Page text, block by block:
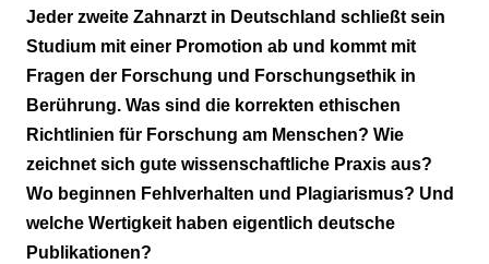
Ein Medizinskandal entfacht die Debatte
In der Folge entstehen ethischen Standards
Das Negativ Beispiel: die Vipeholm-Studie
Aus einer Vitaminstudie wird eine
Zuckerstudie
Welche Regeln gelten als „Gute
Wissenschaftliche Praxis“?
Jeder zweite Zahnarzt in Deutschland schließt sein
Studium mit einer Promotion ab und kommt mit
Fragen der Forschung und Forschungsethik in
Berührung. Was sind die korrekten ethischen
Richtlinien für Forschung am Menschen? Wie
zeichnet sich gute wissenschaftliche Praxis aus?
Wo beginnen Fehlverhalten und Plagiarismus? Und
welche Wertigkeit haben eigentlich deutsche
Publikationen?